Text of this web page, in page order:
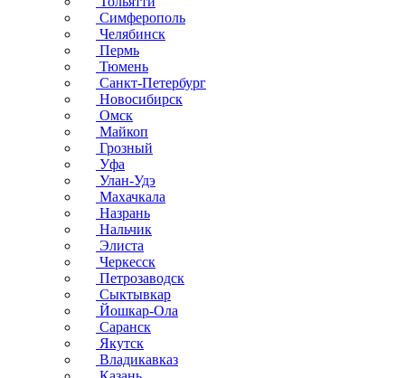
Симферополь
Челябинск
Пермь
Тюмень
Санкт-Петербург
Новосибирск
Омск
Майкоп
Грозный
Уфа
Улан-Удэ
Махачкала
Назрань
Нальчик
Элиста
Черкесск
Петрозаводск
Сыктывкар
Йошкар-Ола
Саранск
Якутск
Владикавказ